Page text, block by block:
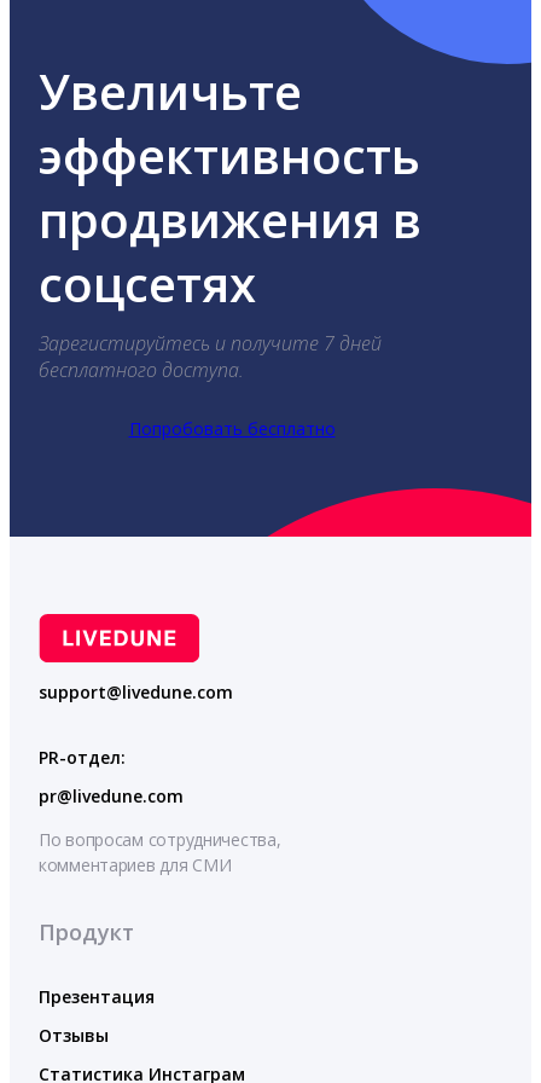
Увеличьте
эффективность
продвижения в
соцсетях
Зарегистируйтесь и получите 7 дней
бесплатного доступа.
Попробовать бесплатно
support@livedune.com
PR-отдел:
pr@livedune.com
По вопросам сотрудничества,
комментариев для СМИ
Продукт
Презентация
Отзывы
Статистика Инстаграм